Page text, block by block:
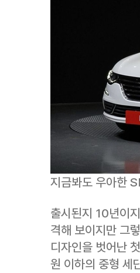
지금봐도 우아한
출시된지 10년이
격해 보이지만 그
디자인을 벗어난
원 이하의 중형 세